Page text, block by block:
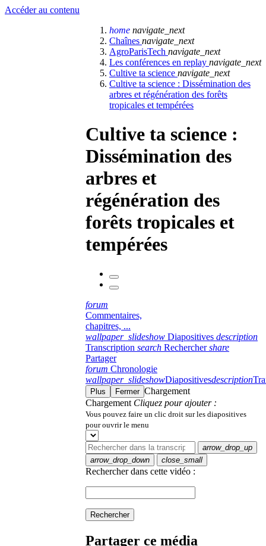
Accéder au contenu
home navigate_next
Chaînes navigate_next
AgroParisTech navigate_next
Les conférences en replay navigate_next
Cultive ta science navigate_next
Cultive ta science : Dissémination des
arbres et régénération des forêts
tropicales et tempérées
Cultive ta science :
Dissémination des
arbres et
régénération des
forêts tropicales et
tempérées
forum
Commentaires,
chapitres, ...
wallpaper_slideshow Diapositives description
Transcription search Rechercher share
Partager
forum Chronologie
wallpaper_slideshowDiapositivesdescription
Plus Fermer Chargement
Chargement Cliquez pour ajouter :
Vous pouvez faire un clic droit sur les diapositives
pour ouvrir le menu
arrow_drop_up
arrow_drop_down
close_small
Rechercher dans cette vidéo :
Rechercher
Partager ce média